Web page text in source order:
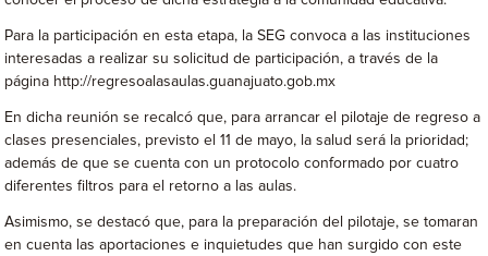
Para la participación en esta etapa, la SEG convoca a las instituciones
interesadas a realizar su solicitud de participación, a través de la
página http://regresoalasaulas.guanajuato.gob.mx
En dicha reunión se recalcó que, para arrancar el pilotaje de regreso a
clases presenciales, previsto el 11 de mayo, la salud será la prioridad;
además de que se cuenta con un protocolo conformado por cuatro
diferentes filtros para el retorno a las aulas.
Asimismo, se destacó que, para la preparación del pilotaje, se tomaran
en cuenta las aportaciones e inquietudes que han surgido con este